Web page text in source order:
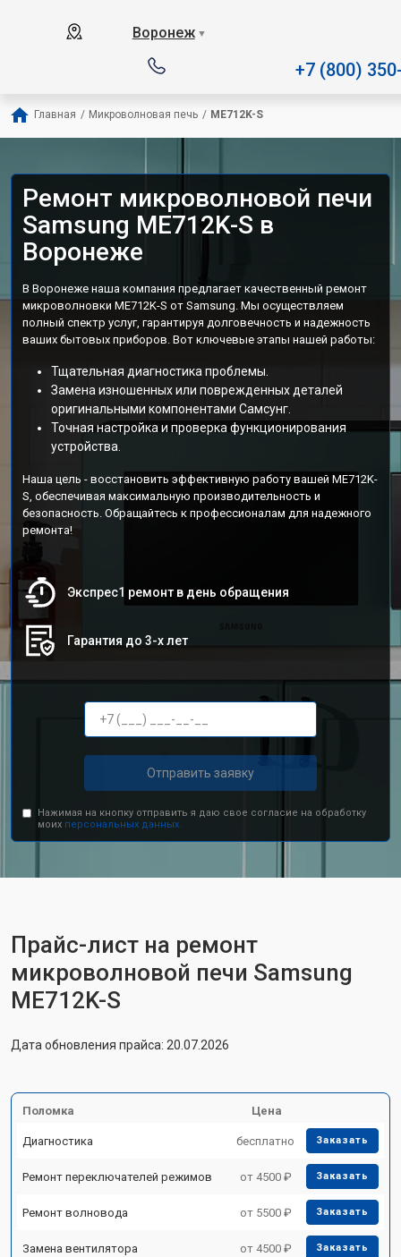
Воронеж ▼
+7 (800)
Главная / Микроволновая печь / ME712K-S
Ремонт микроволновой печи
Samsung ME712K-S в
Воронеже
В Воронеже наша компания предлагает качественный ремонт
микроволновки ME712K-S от Samsung. Мы осуществляем
полный спектр услуг, гарантируя долговечность и надежность
ваших бытовых приборов. Вот ключевые этапы нашей работы:
Тщательная диагностика проблемы.
Замена изношенных или поврежденных деталей
оригинальными компонентами Самсунг.
Точная настройка и проверка функционирования
устройства.
Наша цель - восстановить эффективную работу вашей ME712K-
S, обеспечивая максимальную производительность и
безопасность. Обращайтесь к профессионалам для надежного
ремонта!
Экспрес1 ремонт в день обращения
Гарантия до 3-х лет
Отправить заявку
Нажимая на кнопку отправить я даю свое согласие на обработку
моих персональных данных.
Прайс-лист на ремонт
микроволновой печи Samsung
ME712K-S
Дата обновления прайса: 20.07.2026
Поломка Цена
Диагностика бесплатно Заказать
Ремонт переключателей режимов от 4500 ₽ Заказать
Ремонт волновода от 5500 ₽ Заказать
Замена вентилятора от 4500 ₽ Заказать